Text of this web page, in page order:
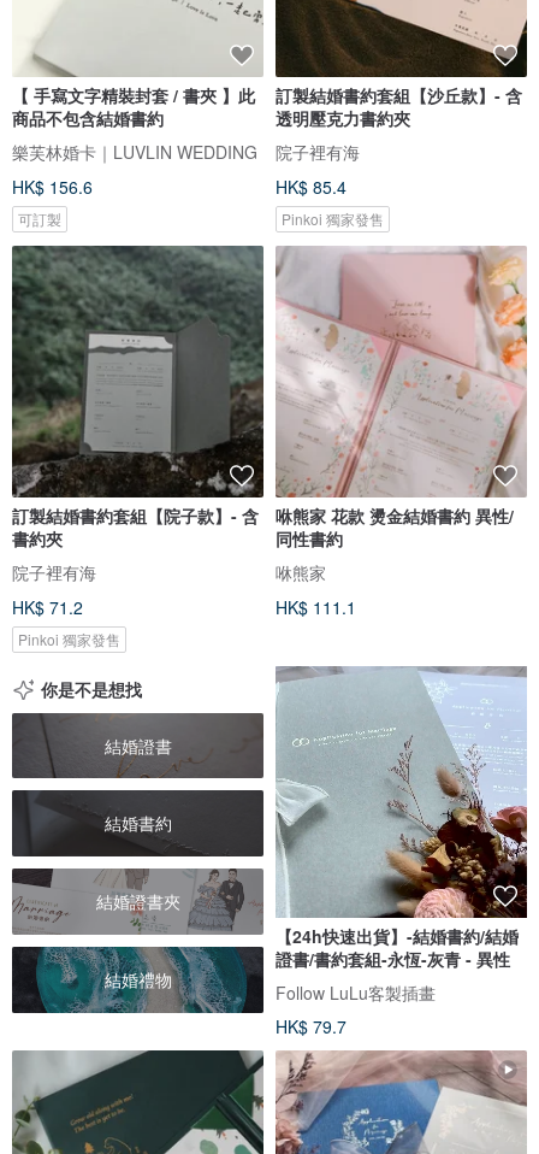
【 手寫文字精裝封套 / 書夾 】此
商品不包含結婚書約
樂芙林婚卡｜LUVLIN WEDDING
HK$ 156.6
可訂製
訂製結婚書約套組【沙丘款】- 含
透明壓克力書約夾
院子裡有海
HK$ 85.4
Pinkoi 獨家發售
訂製結婚書約套組【院子款】- 含
書約夾
院子裡有海
HK$ 71.2
Pinkoi 獨家發售
咻熊家 花款 燙金結婚書約 異性/
同性書約
咻熊家
HK$ 111.1
你是不是想找
結婚證書
結婚書約
結婚證書夾
結婚禮物
【24h快速出貨】-結婚書約/結婚
證書/書約套組-永恆-灰青 - 異性
Follow LuLu客製插畫
HK$ 79.7